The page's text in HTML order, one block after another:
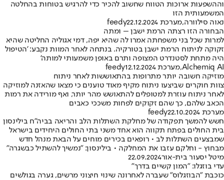
וההשפעות ארוכות הטווח שחשוב להכיר כדי להרגיש בטוחות בהחלטה
המשמעותית הזו
נאוה סילוורה,מערכת feedy 22.12.2024
הבחורה הזו רצתה הרמת ישבן – ומתה
למרות שכל בני משפחתה אמרו לה שהיא יפה, דמי אגוליה החליטה שהיא
זקוקה לניתוח הרמת ישבן בטורקיה. בנתחה לאחר המוות נקבע: 'הטיפול
היה מתחת לסטנדרט המצופה ותרם באופן משמעותי למותה'
Alchemiq AI
,מערכת feedy12.12.2024
מוזיקה חשובה יותר מתרופות בהתאוששות לאחר ניתוח
צוות חוקרים שביצעו ניתוח מקיף מאוד טוענים כי מצאו שהאזנה למוזיקה
לאחר ניתוח עוזרת למטופלים להתאושש מהר יותר, ואף מורידה את רמות
הכאב שלהם, כך שהם זקוקים לפחות משככי כאבים
מערכת feedy22.10.2024
חשש להמשך תפקודה של מחלקת השתלות הלב והריאה בביה"ח בילינסון
בית החולים בפתח תקווה הוא אחד משני בתי החולים היחידים בישראל
שמבצעים השתלות לב • רופאים בכירים מוחים על הבאת מנהל חדש
מבחוץ - וחלקם עזבו את המחלקה • בילינסון: "נמשיך להשתיל כבשגרה"
מיטל יסעור בית-אור22.09.2024
עדי בוזגלו: "המון קשיים בדרך"
כוכבת "הבוזגלוס" שעברה לאחרונה שינוי חיצוני מרשים, גערה בגולשים